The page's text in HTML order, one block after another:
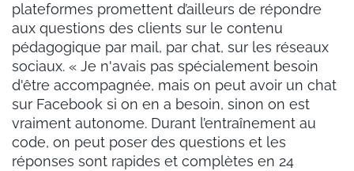
plateformes promettent d’ailleurs de répondre
aux questions des clients sur le contenu
pédagogique par mail, par chat, sur les réseaux
sociaux. « Je n'avais pas spécialement besoin
d'être accompagnée, mais on peut avoir un chat
sur Facebook si on en a besoin, sinon on est
vraiment autonome. Durant l’entraînement au
code, on peut poser des questions et les
réponses sont rapides et complètes en 24